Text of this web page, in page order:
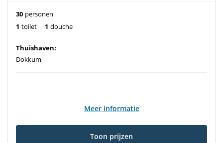
30 personen
1 toilet 1 douche
Thuishaven:
Dokkum
Meer informatie
Toon prijzen